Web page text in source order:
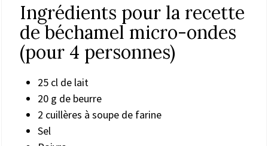
Ingrédients pour la recette
de béchamel micro-ondes
(pour 4 personnes)
25 cl de lait
20 g de beurre
2 cuillères à soupe de farine
Sel